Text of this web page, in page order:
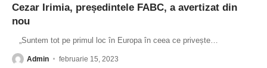
Cezar Irimia, președintele FABC, a avertizat din
nou
„Suntem tot pe primul loc în Europa în ceea ce privește
Admin februarie 15, 2023